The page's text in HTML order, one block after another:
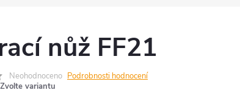
nůž FF21
Neohodnoceno Podrobnosti hodnocení
Zvolte variantu